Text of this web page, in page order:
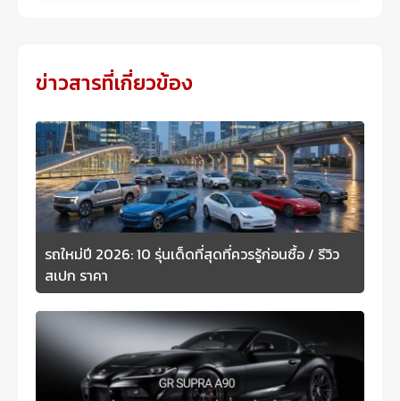
ข่าวสารที่เกี่ยวข้อง
รถใหม่ปี 2026: 10 รุ่นเด็ดที่สุดที่ควรรู้ก่อนซื้อ / รีวิว
สเปก ราคา